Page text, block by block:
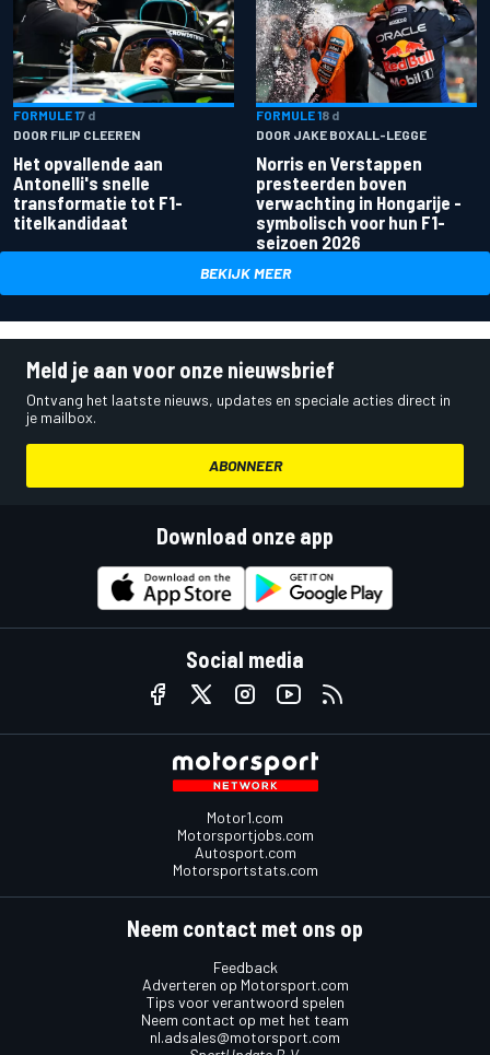
FORMULE 17 d
DOOR FILIP CLEEREN
Het opvallende aan
Antonelli's snelle
transformatie tot F1-
titelkandidaat
FORMULE 18 d
DOOR JAKE BOXALL-LEGGE
Norris en Verstappen
presteerden boven
verwachting in Hongarije -
symbolisch voor hun F1-
seizoen 2026
BEKIJK MEER
Meld je aan voor onze nieuwsbrief
Ontvang het laatste nieuws, updates en speciale acties direct in
je mailbox.
ABONNEER
Download onze app
Social media
Motor1.com
Motorsportjobs.com
Autosport.com
Motorsportstats.com
Neem contact met ons op
Feedback
Adverteren op Motorsport.com
Tips voor verantwoord spelen
Neem contact op met het team
nl.adsales@motorsport.com